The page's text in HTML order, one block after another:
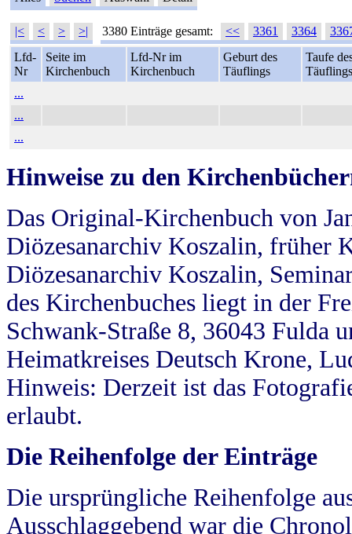
|< < > >| 3380 Einträge gesamt: << 3361 3364
Lfd-
Nr
Seite im
Kirchenbuch
Lfd-Nr im
Kirchenbuch
Geburt des
Täuflings
Taufe
Täuflings
...
...
...
Hinweise zu den
Das Original-Kirchenbuch von
Diözesanarchiv Koszalin, früher
Diözesanarchiv Koszalin,
des Kirchenbuches liegt in der
Schwank-Straße 8, 36043 Fulda
Heimatkreises Deutsch Krone,
Hinweis: Derzeit ist das
erlaubt.
Die Reihenfolge der Einträge
Die ursprüngliche Reihenfolge
Ausschlaggebend war die